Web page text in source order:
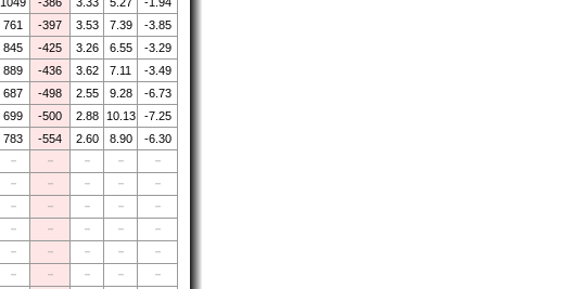
761 -397 3.53 7.39
-3.85
845 -425 3.26 6.55
-3.29
889 -436 3.62 7.11
-3.49
687 -498 2.55 9.28
-6.73
699 -500 2.88 10.13
-7.25
783 -554 2.60 8.90
-6.30
－ － － －
－
－ － － －
－
－ － － －
－
－ － － －
－
－ － － －
－
－ － － －
－